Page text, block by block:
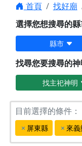
首頁 找好廟
選擇您想搜尋的
縣市
找尋您要搜尋的神
找主祀神明
目前選擇的條件：
屏東縣 來義